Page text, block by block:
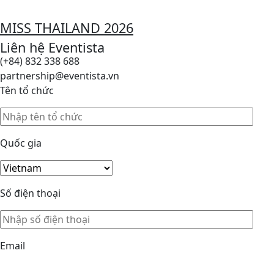
MISS THAILAND 2026
Liên hệ Eventista
(+84) 832 338 688
partnership@eventista.vn
Tên tổ chức
Quốc gia
Số điện thoại
Email